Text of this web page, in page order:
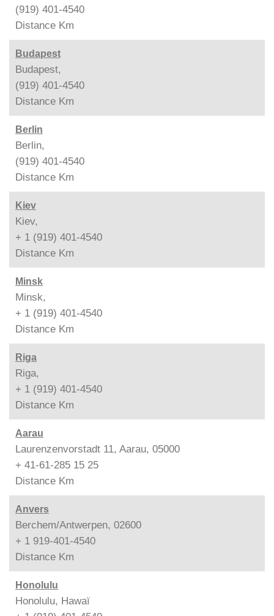
(919) 401-4540
Distance Km
Budapest
Budapest,
(919) 401-4540
Distance Km
Berlin
Berlin,
(919) 401-4540
Distance Km
Kiev
Kiev,
+ 1 (919) 401-4540
Distance Km
Minsk
Minsk,
+ 1 (919) 401-4540
Distance Km
Riga
Riga,
+ 1 (919) 401-4540
Distance Km
Aarau
Laurenzenvorstadt 11, Aarau, 05000
+ 41-61-285 15 25
Distance Km
Anvers
Berchem/Antwerpen, 02600
+ 1 919-401-4540
Distance Km
Honolulu
Honolulu, Hawaï